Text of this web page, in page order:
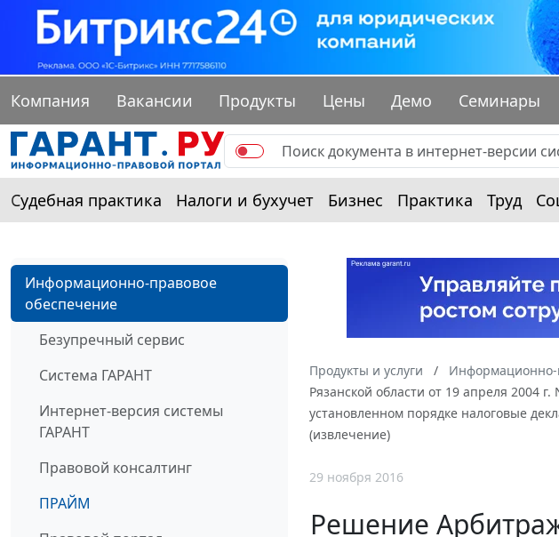
Компания Вакансии Продукты Цены Демо Семинары
Судебная практика Налоги и бухучет Бизнес Практика Труд
Информационно-правовое
обеспечение
Безупречный сервис
Система ГАРАНТ
Интернет-версия системы
ГАРАНТ
Правовой консалтинг
ПРАЙМ
Продукты и услуги Информационно-
Рязанской области от 19 апреля 2004
установленном порядке налоговые
(извлечение)
29 ноября 2016
Решение